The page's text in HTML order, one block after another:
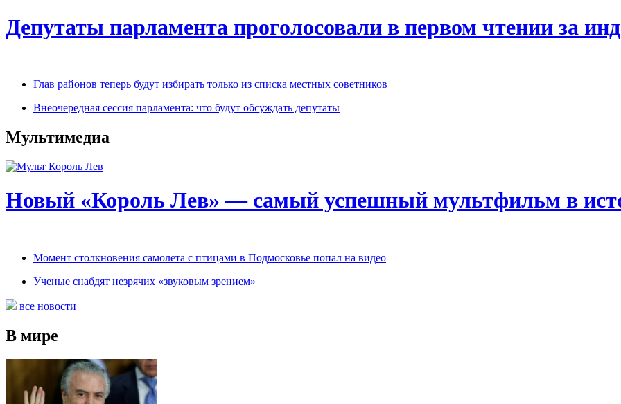
Депутаты парламента проголосовали в первом чтении за
Глав районов теперь будут избирать только из списка местных советников
Внеочередная сессия парламента: что будут обсуждать депутаты
Мультимедиа
Новый «Король Лев» — самый успешный мультфильм в
Момент столкновения самолета с птицами в Подмосковье попал на видео
Ученые снабдят незрячих «звуковым зрением»
все новости
В мире